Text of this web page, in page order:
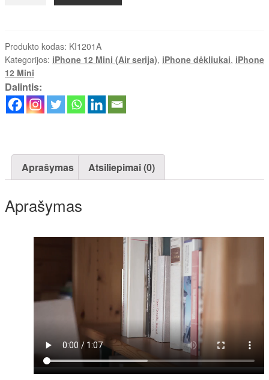
Mini
(Air
Juodas/Pilkas)
Produkto kodas: KI1201A
Kategorijos: iPhone 12 Mini (Air serija), iPhone dėkliukai, iPhone
12 Mini
Dalintis:
Aprašymas Atsiliepimai (0)
Aprašymas